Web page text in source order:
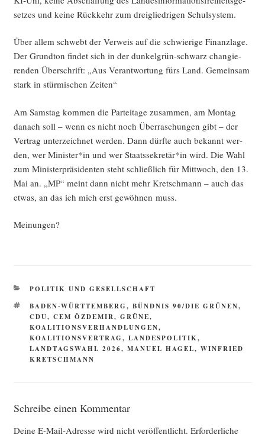
set­zes und kei­ne Rück­kehr zum drei­glied­ri­gen Schulsystem.
Über allem schwebt der Ver­weis auf die schwie­ri­ge Finanz­la­ge.
Der Grund­ton fin­det sich in der dun­kel­grün-schwarz chan­gie­
ren­den Über­schrift: „Aus Ver­ant­wor­tung fürs Land. Gemein­sam
stark in stür­mi­schen Zeiten“
Am Sams­tag kom­men die Par­tei­ta­ge zusam­men, am Mon­tag
danach soll – wenn es nicht noch Über­ra­schun­gen gibt – der
Ver­trag unter­zeich­net wer­den. Dann dürf­te auch bekannt wer­
den, wer Minister*in und wer Staatssekretär*in wird. Die Wahl
zum Minis­ter­prä­si­den­ten steht schließ­lich für Mitt­woch, den 13.
Mai an. „MP“ meint dann nicht mehr Kret­sch­mann – auch das
etwas, an das ich mich erst gewöh­nen muss.
Mei­nun­gen?
KATEGORIEN
POLITIK UND GESELLSCHAFT
SCHLAGWÖRTER
BADEN-WÜRTTEMBERG, BÜNDNIS 90/DIE GRÜNEN,
CDU, CEM ÖZDEMIR, GRÜNE,
KOALITIONSVERHANDLUNGEN,
KOALITIONSVERTRAG, LANDESPOLITIK,
LANDTAGSWAHL 2026, MANUEL HAGEL, WINFRIED
KRETSCHMANN
Schreibe einen Kommentar
Deine E-Mail-Adresse wird nicht veröffentlicht. Erforderliche